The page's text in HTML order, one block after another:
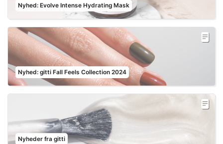
Nyhed: Evolve Intense Hydrating Mask
Nyhed: gitti Fall Feels Collection 2024
Nyheder fra gitti